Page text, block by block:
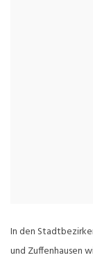
In den
und Zuffenhausen